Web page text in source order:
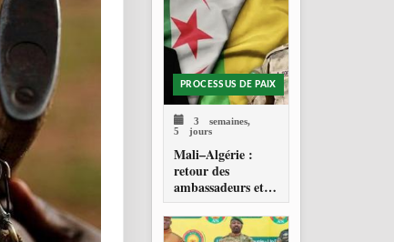
PROCESSUS DE PAIX
3 semaines,
5 jours
Mali–Algérie :
retour des
ambassadeurs et
réouverture des
espaces aériens